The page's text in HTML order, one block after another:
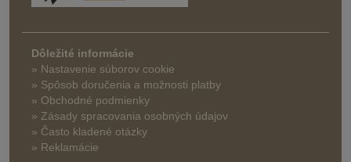
Dôležité informácie
» Nastavenie súborov cookie
» Spôsob doručenia a možnosti platby
» Obchodné podmienky
» Zásady spracovania osobných údajov
» Často kladené otázky
» Reklamácie